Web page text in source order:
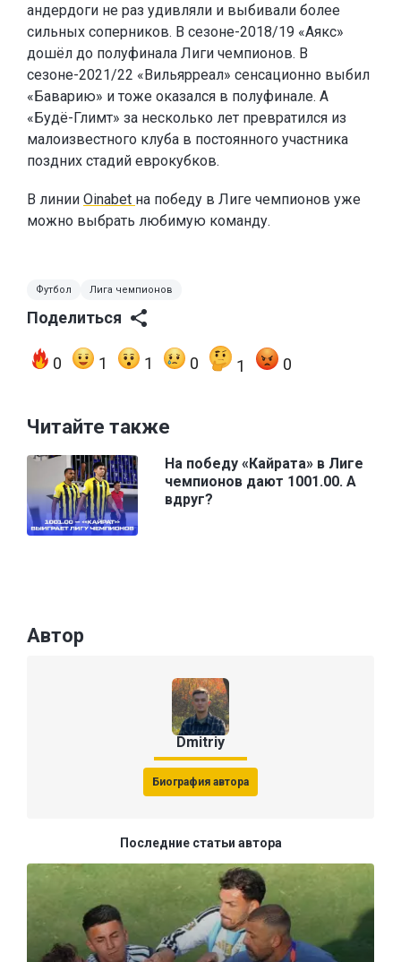
андердоги не раз удивляли и выбивали более
сильных соперников. В сезоне-2018/19 «Аякс»
дошёл до полуфинала Лиги чемпионов. В
сезоне-2021/22 «Вильярреал» сенсационно выбил
«Баварию» и тоже оказался в полуфинале. А
«Будё-Глимт» за несколько лет превратился из
малоизвестного клуба в постоянного участника
поздних стадий еврокубков.
В линии Oinabet на победу в Лиге чемпионов уже
можно выбрать любимую команду.
Футбол Лига чемпионов
Поделиться
0 1 1 0 1 0
Читайте также
На победу «Кайрата» в Лиге
чемпионов дают 1001.00. А
вдруг?
Автор
Dmitriy
Биография автора
Последние статьи автора